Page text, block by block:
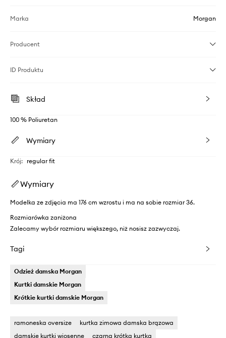
Marka Morgan
Producent
ID Produktu
Skład
100 % Poliuretan
Wymiary
Krój: regular fit
Wymiary
Modelka ze zdjęcia ma 176 cm wzrostu i ma na sobie rozmiar 36.
Rozmiarówka zaniżona
Zalecamy wybór rozmiaru większego, niż nosisz zazwyczaj.
Tagi
Odzież damska Morgan
Kurtki damskie Morgan
Krótkie kurtki damskie Morgan
ramoneska oversize
kurtka zimowa damska brązowa
damskie kurtki wiosenne
czarna krótka kurtka